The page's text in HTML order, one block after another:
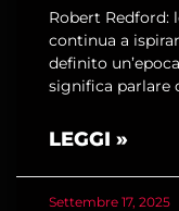
Robert Redford:
continua a
definito
significa parlare
LEGGI »
Settembre 17, 2025